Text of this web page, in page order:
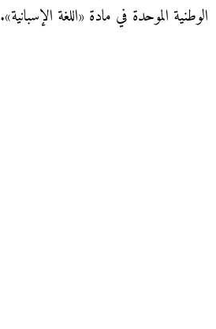
الوطنية الموحدة في مادة «اللغة الإسبانية».